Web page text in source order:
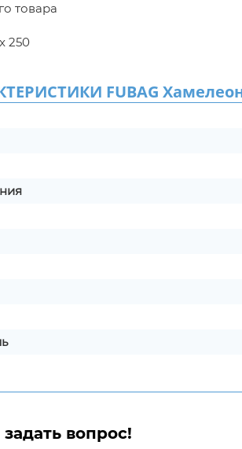
товара
250
FUBAG Хамелеон
вопрос!